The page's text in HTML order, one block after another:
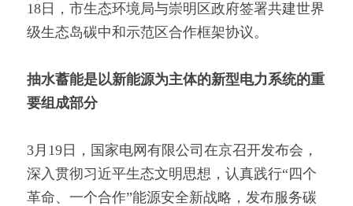
18日，市生态环境局与崇明区政府签署共建世界
级生态岛碳中和示范区合作框架协议。
抽水蓄能是以新能源为主体的新型电力系统的重
要组成部分
3月19日，国家电网有限公司在京召开发布会，
深入贯彻习近平生态文明思想，认真践行“四个
革命、一个合作”能源安全新战略，发布服务碳